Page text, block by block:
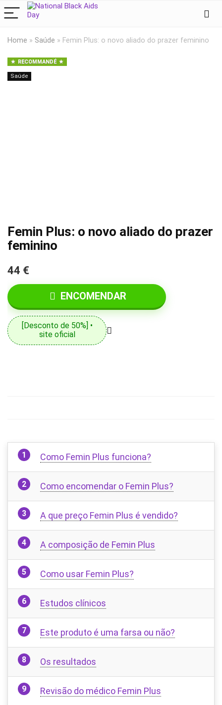
Home » Saúde » Femin Plus: o novo aliado do prazer feminino
RECOMMANDÉ
Saúde
Femin Plus: o novo aliado do prazer
feminino
44 €
ENCOMENDAR
[Desconto de 50%] •
site oficial
Como Femin Plus funciona?
Como encomendar o Femin Plus?
A que preço Femin Plus é vendido?
A composição de Femin Plus
Como usar Femin Plus?
Estudos clínicos
Este produto é uma farsa ou não?
Os resultados
Revisão do médico Femin Plus